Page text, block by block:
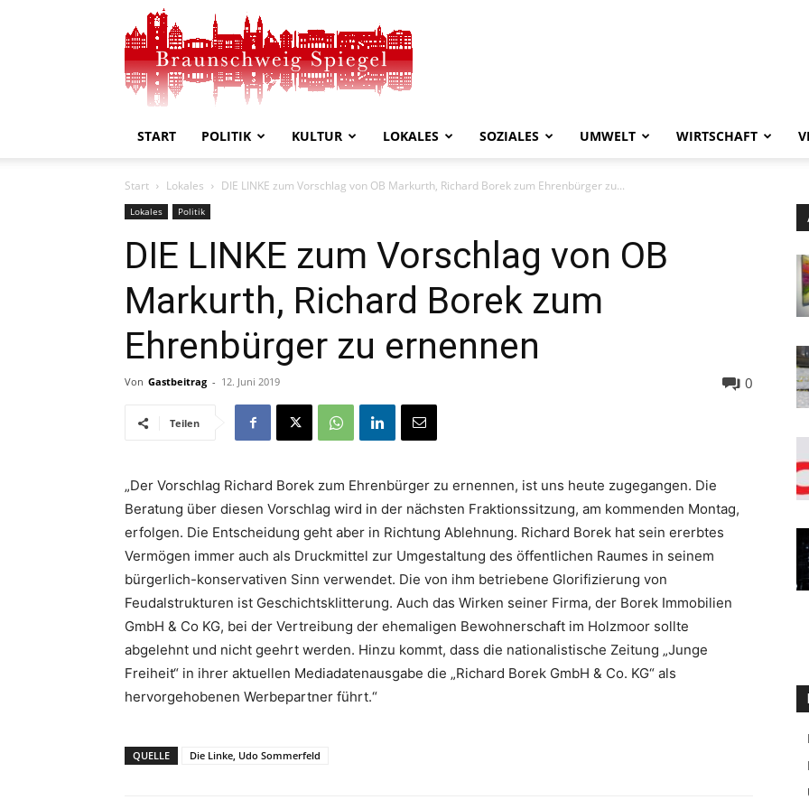
Spiegel
START POLITIK KULTUR LOKALES SOZIALES UMWELT WIRTSCHAFT
Start Lokales DIE LINKE zum Vorschlag von OB Markurth, Richard Borek zum Ehrenbürger zu...
Lokales Politik
DIE LINKE zum Vorschlag von OB
Markurth, Richard Borek zum
Ehrenbürger zu ernennen
Von Gastbeitrag - 12. Juni 2019 0
Teilen
„Der Vorschlag Richard Borek zum Ehrenbürger zu ernennen, ist uns heute zugegangen. Die
Beratung über diesen Vorschlag wird in der nächsten Fraktionssitzung, am kommenden Montag,
erfolgen. Die Entscheidung geht aber in Richtung Ablehnung. Richard Borek hat sein ererbtes
Vermögen immer auch als Druckmittel zur Umgestaltung des öffentlichen Raumes in seinem
bürgerlich-konservativen Sinn verwendet. Die von ihm betriebene Glorifizierung von
Feudalstrukturen ist Geschichtsklitterung. Auch das Wirken seiner Firma, der Borek Immobilien
GmbH & Co KG, bei der Vertreibung der ehemaligen Bewohnerschaft im Holzmoor sollte
abgelehnt und nicht geehrt werden. Hinzu kommt, dass die nationalistische Zeitung „Junge
Freiheit“ in ihrer aktuellen Mediadatenausgabe die „Richard Borek GmbH & Co. KG“ als
hervorgehobenen Werbepartner führt.“
QUELLE Die Linke, Udo Sommerfeld